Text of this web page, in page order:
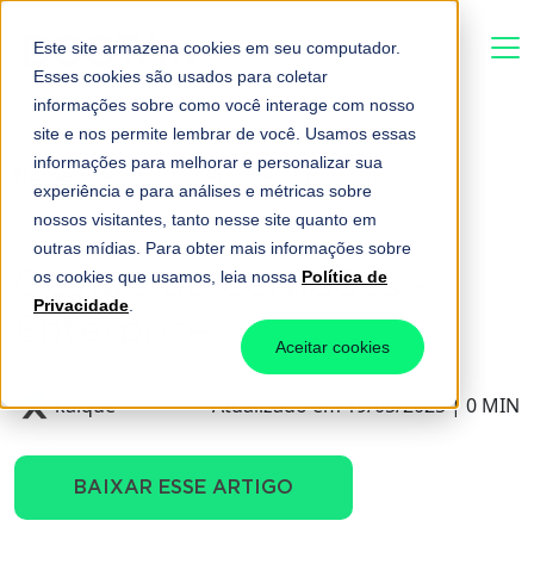
Este site armazena cookies em seu computador.
Esses cookies são usados para coletar
informações sobre como você interage com nosso
site e nos permite lembrar de você. Usamos essas
informações para melhorar e personalizar sua
experiência e para análises e métricas sobre
nossos visitantes, tanto nesse site quanto em
outras mídias. Para obter mais informações sobre
os cookies que usamos, leia nossa Política de
Privacidade
Aceitar cookies
Home-Gestão de certidões – Enterprise
Gestão de certidões –
Enterprise
kaique Atualizado em 19/05/2025 | 0 MIN
BAIXAR ESSE ARTIGO